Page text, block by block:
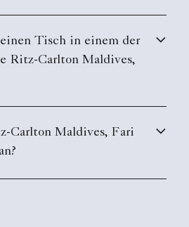
Tisch in einem der
Ritz-Carlton Maldives,
Carlton Maldives, Fari